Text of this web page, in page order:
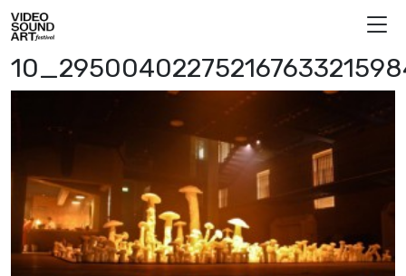
Vai al contenuto
Video Sound Art